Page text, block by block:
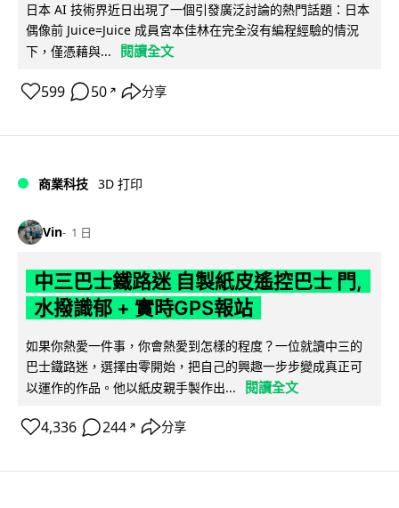
日本 AI 技術界近日出現了一個引發廣泛討論的熱門話題：日本
偶像前 Juice=Juice 成員宮本佳林在完全沒有編程經驗的情況
下，僅憑藉與...
閱讀全文
599 50 ↗ 分享
商業科技 3D 打印
Vin 1 日
中三巴士鐵路迷 自製紙皮遙控巴士 門,
水撥識郁 + 實時GPS報站
如果你熱愛一件事，你會熱愛到怎樣的程度？一位就讀中三的
巴士鐵路迷，選擇由零開始，把自己的興趣一步步變成真正可
以運作的作品。他以紙皮親手製作出...
閱讀全文
4,336 244 ↗ 分享